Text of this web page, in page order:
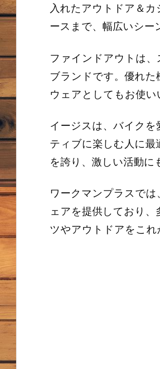
入れたアウトドア＆
ースまで、幅広いシー
ファインドアウトは
ブランドです。優れた
ウェアとしてもお使い
イージスは、バイク
ティブに楽しむ人に最
を誇り、激しい活動に
ワークマンプラスでは
ェアを提供しており
ツやアウトドアをこれ